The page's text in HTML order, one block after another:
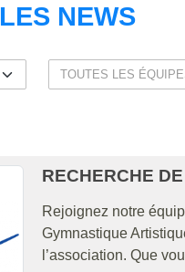
LES NEWS
RECHERCHE
Rejoignez notre
Gymnastique
l’association. Que